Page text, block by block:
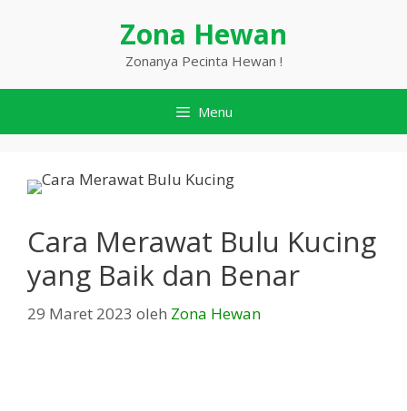
Zona Hewan
Zonanya Pecinta Hewan !
Menu
Cara Merawat Bulu Kucing
yang Baik dan Benar
29 Maret 2023 oleh Zona Hewan